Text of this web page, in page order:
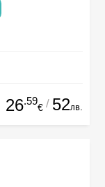
26.59
€ / 52лв.